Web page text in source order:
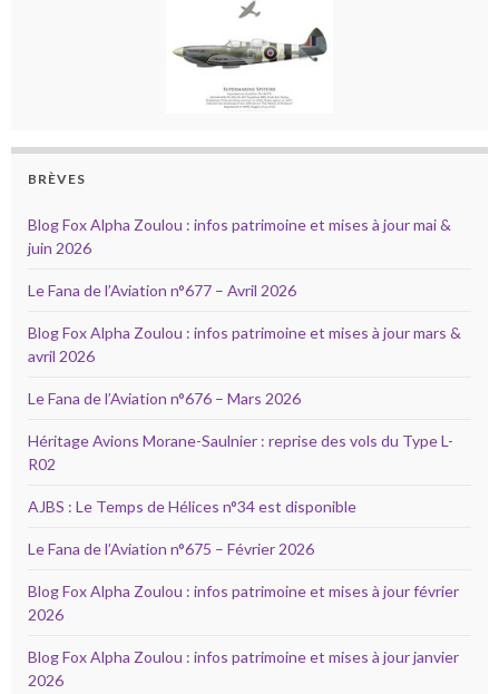
BRÈVES
Blog Fox Alpha Zoulou : infos patrimoine et mises à jour mai &
juin 2026
Le Fana de l’Aviation n°677 – Avril 2026
Blog Fox Alpha Zoulou : infos patrimoine et mises à jour mars &
avril 2026
Le Fana de l’Aviation n°676 – Mars 2026
Héritage Avions Morane-Saulnier : reprise des vols du Type L-
R02
AJBS : Le Temps de Hélices n°34 est disponible
Le Fana de l’Aviation n°675 – Février 2026
Blog Fox Alpha Zoulou : infos patrimoine et mises à jour février
2026
Blog Fox Alpha Zoulou : infos patrimoine et mises à jour janvier
2026